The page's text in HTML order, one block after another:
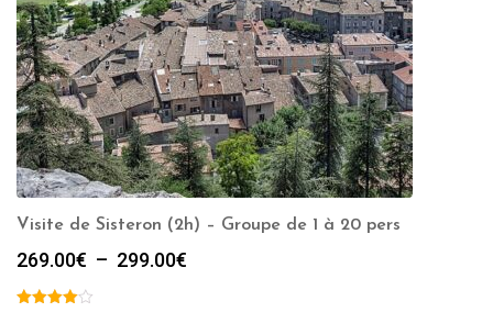
Visite de Sisteron (2h) – Groupe de 1 à 20 pers
269.00€ – 299.00€